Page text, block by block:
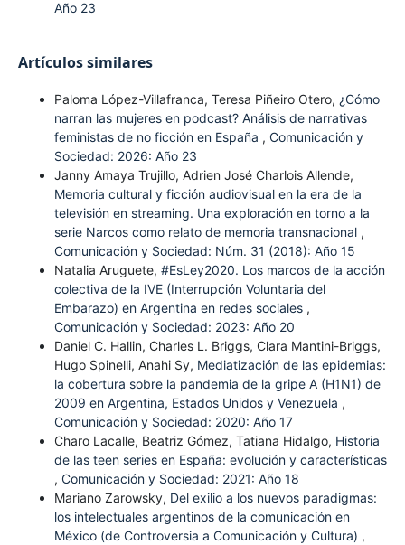
Año 23
Artículos similares
Paloma López-Villafranca, Teresa Piñeiro Otero, ¿Cómo
narran las mujeres en podcast? Análisis de narrativas
feministas de no ficción en España , Comunicación y
Sociedad: 2026: Año 23
Janny Amaya Trujillo, Adrien José Charlois Allende,
Memoria cultural y ficción audiovisual en la era de la
televisión en streaming. Una exploración en torno a la
serie Narcos como relato de memoria transnacional ,
Comunicación y Sociedad: Núm. 31 (2018): Año 15
Natalia Aruguete, #EsLey2020. Los marcos de la acción
colectiva de la IVE (Interrupción Voluntaria del
Embarazo) en Argentina en redes sociales ,
Comunicación y Sociedad: 2023: Año 20
Daniel C. Hallin, Charles L. Briggs, Clara Mantini-Briggs,
Hugo Spinelli, Anahi Sy, Mediatización de las epidemias:
la cobertura sobre la pandemia de la gripe A (H1N1) de
2009 en Argentina, Estados Unidos y Venezuela ,
Comunicación y Sociedad: 2020: Año 17
Charo Lacalle, Beatriz Gómez, Tatiana Hidalgo, Historia
de las teen series en España: evolución y características
, Comunicación y Sociedad: 2021: Año 18
Mariano Zarowsky, Del exilio a los nuevos paradigmas:
los intelectuales argentinos de la comunicación en
México (de Controversia a Comunicación y Cultura) ,